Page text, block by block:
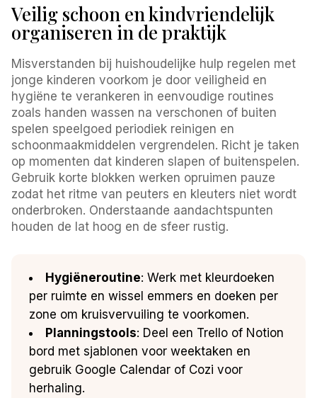
Veilig schoon en kindvriendelijk
organiseren in de praktijk
Misverstanden bij huishoudelijke hulp regelen met
jonge kinderen voorkom je door veiligheid en
hygiëne te verankeren in eenvoudige routines
zoals handen wassen na verschonen of buiten
spelen speelgoed periodiek reinigen en
schoonmaakmiddelen vergrendelen. Richt je taken
op momenten dat kinderen slapen of buitenspelen.
Gebruik korte blokken werken opruimen pauze
zodat het ritme van peuters en kleuters niet wordt
onderbroken. Onderstaande aandachtspunten
houden de lat hoog en de sfeer rustig.
Hygiëneroutine: Werk met kleurdoeken
per ruimte en wissel emmers en doeken per
zone om kruisvervuiling te voorkomen.
Planningstools: Deel een Trello of Notion
bord met sjablonen voor weektaken en
gebruik Google Calendar of Cozi voor
herhaling.